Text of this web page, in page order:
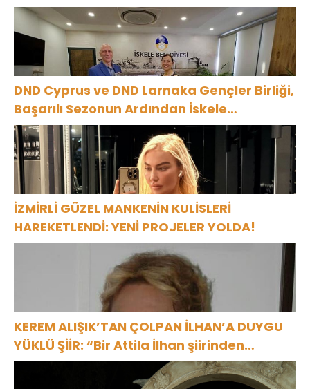
DND Cyprus ve DND Larnaka Gençler Birliği,
Başarılı Sezonun Ardından İskele
Belediyesi’nde Bir Araya Geldi
İZMİRLİ GÜZEL MANKENİN KULİSLERİ
HAREKETLENDİ: YENİ PROJELER YOLDA!
KEREM ALIŞIK’TAN ÇOLPAN İLHAN’A DUYGU
YÜKLÜ ŞİİR: “Bir Attila İlhan şiirinden
çıkmıştı sanki”